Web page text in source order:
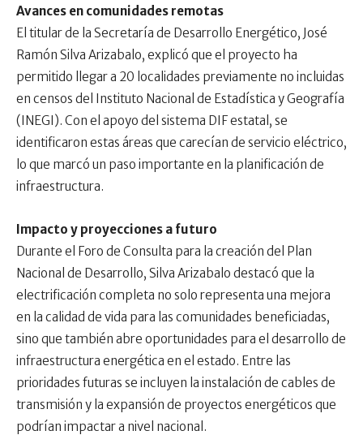
Avances en comunidades remotas
El titular de la Secretaría de Desarrollo Energético, José
Ramón Silva Arizabalo, explicó que el proyecto ha
permitido llegar a 20 localidades previamente no incluidas
en censos del Instituto Nacional de Estadística y Geografía
(INEGI). Con el apoyo del sistema DIF estatal, se
identificaron estas áreas que carecían de servicio eléctrico,
lo que marcó un paso importante en la planificación de
infraestructura.
Impacto y proyecciones a futuro
Durante el Foro de Consulta para la creación del Plan
Nacional de Desarrollo, Silva Arizabalo destacó que la
electrificación completa no solo representa una mejora
en la calidad de vida para las comunidades beneficiadas,
sino que también abre oportunidades para el desarrollo de
infraestructura energética en el estado. Entre las
prioridades futuras se incluyen la instalación de cables de
transmisión y la expansión de proyectos energéticos que
podrían impactar a nivel nacional.